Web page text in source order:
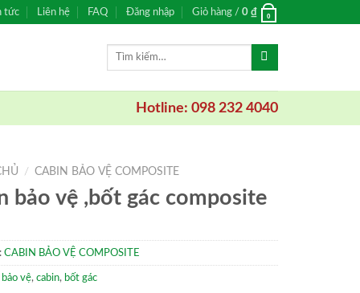
tức Liên hệ FAQ Đăng nhập Giỏ hàng / 0 ₫ 0
Tìm
Hotline: 098 232 4040
/ CABIN BẢO VỆ COMPOSITE
bảo vệ ,bốt gác composite
CABIN BẢO VỆ COMPOSITE
vệ, cabin, bốt gác